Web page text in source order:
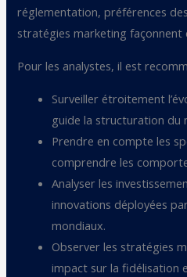
réglementation, préférences
stratégies marketing façonnent
Pour les analystes, il est
Surveiller étroitement
guide la structuration du
Prendre en compte les
comprendre les
Analyser les
innovations déployées
mondiaux.
Observer les stratégies
impact sur la fidélisation